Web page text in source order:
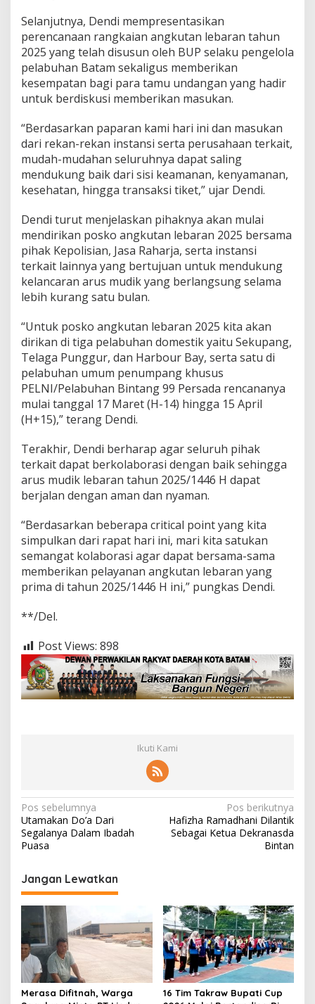
t
n
L
e
b
a
r
n
2
0
2
5
Selanjutnya, Dendi mempresentasikan
perencanaan rangkaian angkutan lebaran tahun
2025 yang telah disusun oleh BUP selaku pengelola
pelabuhan Batam sekaligus memberikan
kesempatan bagi para tamu undangan yang hadir
untuk berdiskusi memberikan masukan.
“Berdasarkan paparan kami hari ini dan masukan
dari rekan-rekan instansi serta perusahaan terkait,
mudah-mudahan seluruhnya dapat saling
mendukung baik dari sisi keamanan, kenyamanan,
kesehatan, hingga transaksi tiket,” ujar Dendi.
Dendi turut menjelaskan pihaknya akan mulai
mendirikan posko angkutan lebaran 2025 bersama
pihak Kepolisian, Jasa Raharja, serta instansi
terkait lainnya yang bertujuan untuk mendukung
kelancaran arus mudik yang berlangsung selama
lebih kurang satu bulan.
“Untuk posko angkutan lebaran 2025 kita akan
dirikan di tiga pelabuhan domestik yaitu Sekupang,
Telaga Punggur, dan Harbour Bay, serta satu di
pelabuhan umum penumpang khusus
PELNI/Pelabuhan Bintang 99 Persada rencananya
mulai tanggal 17 Maret (H-14) hingga 15 April
(H+15),” terang Dendi.
Terakhir, Dendi berharap agar seluruh pihak
terkait dapat berkolaborasi dengan baik sehingga
arus mudik lebaran tahun 2025/1446 H dapat
berjalan dengan aman dan nyaman.
“Berdasarkan beberapa critical point yang kita
simpulkan dari rapat hari ini, mari kita satukan
semangat kolaborasi agar dapat bersama-sama
memberikan pelayanan angkutan lebaran yang
prima di tahun 2025/1446 H ini,” pungkas Dendi.
**/Del.
Post Views: 898
Ikuti Kami
N
a
v
i
g
a
s
i
p
o
Pos sebelumnya
Utamakan Do’a Dari
Segalanya Dalam Ibadah
Puasa
Pos berikutnya
Hafizha Ramadhani Dilantik
Sebagai Ketua Dekranasda
Bintan
Jangan Lewatkan
Merasa Difitnah, Warga
16 Tim Takraw Bupati Cup